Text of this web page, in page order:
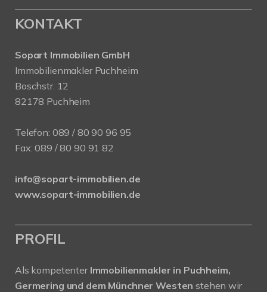
KONTAKT
Sopart Immobilien GmbH
Immobilienmakler Puchheim
Boschstr. 12
82178 Puchheim
Telefon: 089 / 80 90 96 95
Fax: 089 / 80 90 91 82
info@sopart-immobilien.de
www.sopart-immobilien.de
PROFIL
Als kompetenter Immobilienmakler in Puchheim,
Germering und dem Münchner Westen stehen wir